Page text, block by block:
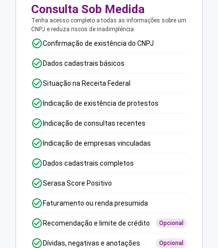
Consulta Sob Medida
Tenha acesso completo a todas as informações sobre um
CNPJ e reduza riscos de inadimplência.
Confirmação de existência do CNPJ
Dados cadastrais básicos
Situação na Receita Federal
Indicação de existência de protestos
Indicação de consultas recentes
Indicação de empresas vinculadas
Dados cadastrais completos
Serasa Score Positivo
Faturamento ou renda presumida
Recomendação e limite de crédito Opcional
Dívidas, negativas e anotações Opcional